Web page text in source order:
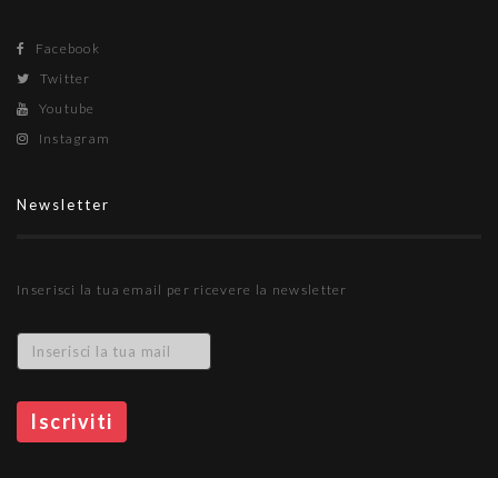
Facebook
Twitter
Youtube
Instagram
Newsletter
Inserisci la tua email per ricevere la newsletter